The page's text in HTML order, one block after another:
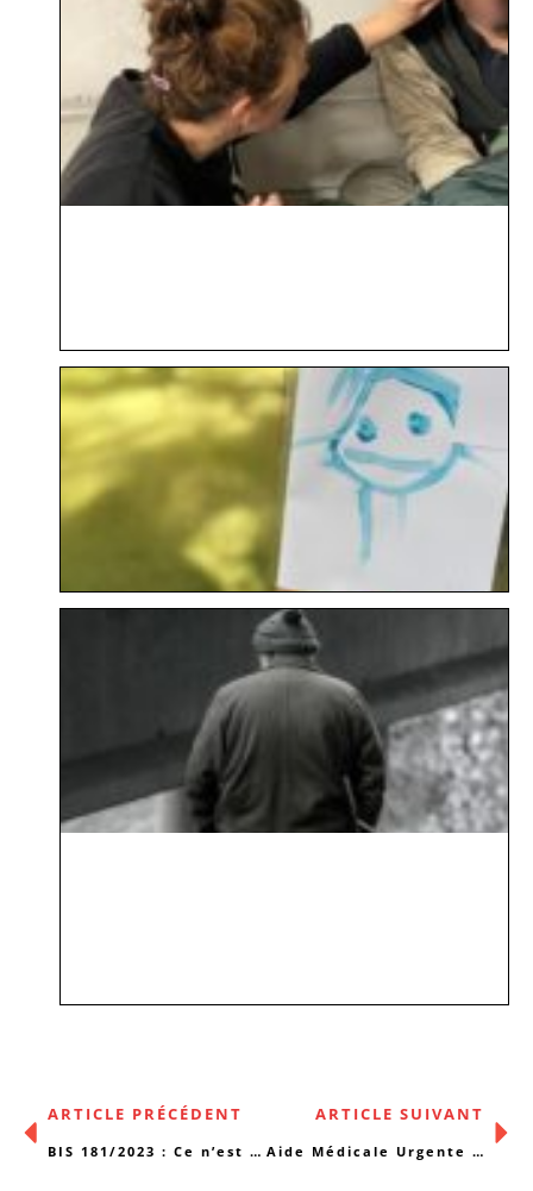
ARTICLE PRÉCÉDENT
BIS 181/2023 : Ce n’est pas la taille qui compte (quoique…)
ARTICLE SUIVANT
Aide Médicale Urgente : une évidence à défendre